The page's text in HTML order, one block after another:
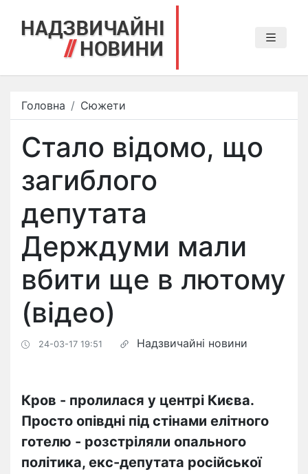
Головна Сюжети
Стало відомо, що
загиблого
депутата
Держдуми мали
вбити ще в лютому
(відео)
24-03-17 19:51 Надзвичайні новини
Кров - пролилася у центрі Києва.
Просто опівдні під стінами елітного
готелю - розстріляли опального
політика, екс-депутата російської